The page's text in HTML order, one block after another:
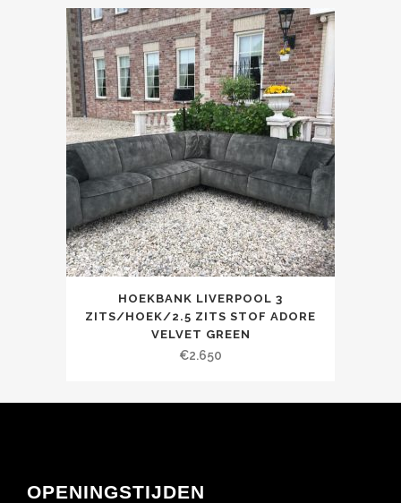
HOEKBANK LIVERPOOL 3
ZITS/HOEK/2.5 ZITS STOF ADORE
VELVET GREEN
€2.650
OPENINGSTIJDEN